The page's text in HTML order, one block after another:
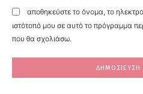
αποθηκεύστε το όνομα, το
ιστότοπό μου σε αυτό το πρόγραμμα
που θα σχολιάσω.